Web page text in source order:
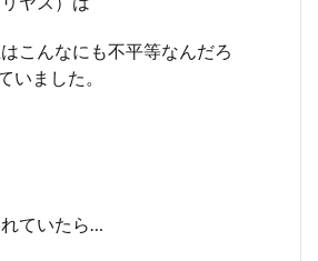
はこんなにも不平等なんだろ
いました。
ていたら…